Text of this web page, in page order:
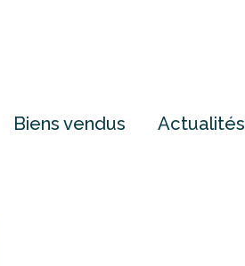
Biens vendus Actualités